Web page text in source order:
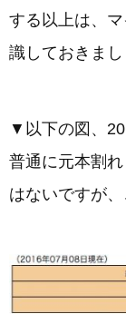
する以上は、
識しておきまし
▼以下の図、
普通に元本割
はないですが